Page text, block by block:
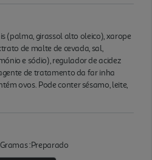
(palma, girassol alto oleico), xarope
de malte de cevada, sal,
e sódio), regulador de acidez
de tratamento da far inha
ovos. Pode conter sésamo, leite,
:Preparado